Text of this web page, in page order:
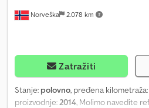
Norveška 2.078 km
Zatražiti
Stanje: polovno, pređena kilometraža:
proizvodnje: 2014 , Molimo navedite